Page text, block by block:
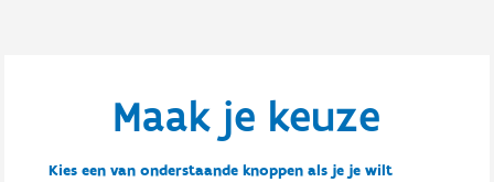
Maak je keuze
Kies een van onderstaande knoppen als je je wilt